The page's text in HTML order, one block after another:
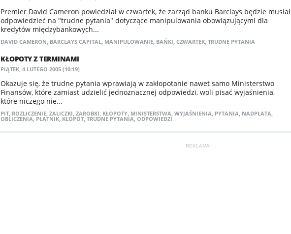
Premier David Cameron powiedział w czwartek, że zarząd banku Barclays będzie musiał
odpowiedzieć na "trudne pytania" dotyczące manipulowania obowiązującymi dla
kredytów międzybankowych...
DAVID CAMERON, BARCLAYS CAPITAL, MANIPULOWANIE, BAŃKI, CZWARTEK, TRUDNE PYTANIA
KŁOPOTY Z TERMINAMI
PIĄTEK, 4 LUTEGO 2005 (10:19)
Okazuje się, że trudne pytania wprawiają w zakłopotanie nawet samo Ministerstwo
Finansów, które zamiast udzielić jednoznacznej odpowiedzi, woli pisać wyjaśnienia,
które niczego nie...
PIT, ROZLICZENIE, ZALICZKI, ZAROBKI, KŁOPOTY, MINISTERSTWA, WYJAŚNIENIA, PYTANIA, NADPŁATA,
OBLICZENIA, PŁATNIK, KŁOPOT, TRUDNE PYTANIA, ODPOWIEDZI
REKLAMA